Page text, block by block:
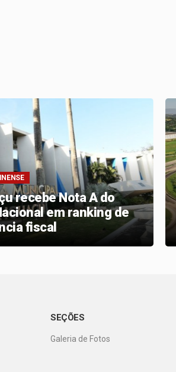
recebe Nota A do
em ranking de
fiscal
SEÇÕES
Galeria de Fotos